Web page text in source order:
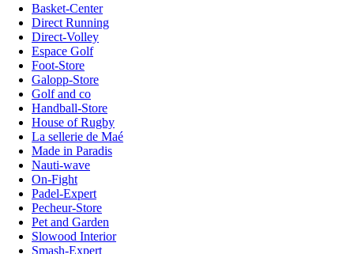
Basket-Center
Direct Running
Direct-Volley
Espace Golf
Foot-Store
Galopp-Store
Golf and co
Handball-Store
House of Rugby
La sellerie de Maé
Made in Paradis
Nauti-wave
On-Fight
Padel-Expert
Pecheur-Store
Pet and Garden
Slowood Interior
Smash-Expert